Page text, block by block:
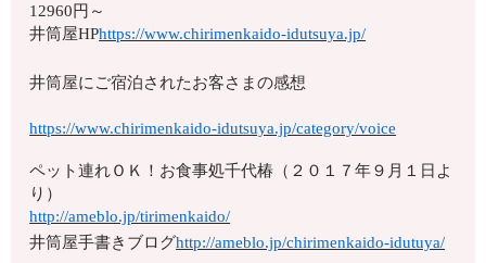
12960円～
井筒屋HPhttps://www.chirimenkaido-idutsuya.jp/
井筒屋にご宿泊されたお客さまの感想
https://www.chirimenkaido-idutsuya.jp/category/voice
ペット連れＯＫ！お食事処千代椿（２０１７年９月１日よ
り）
http://ameblo.jp/tirimenkaido/
井筒屋手書きブログhttp://ameblo.jp/chirimenkaido-idutuya/